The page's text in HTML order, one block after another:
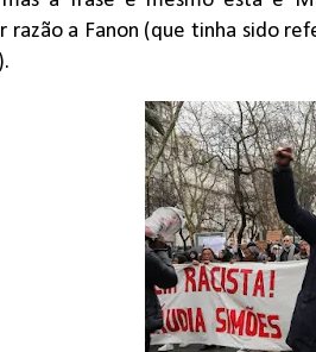
razão a Fanon (que tinha sido